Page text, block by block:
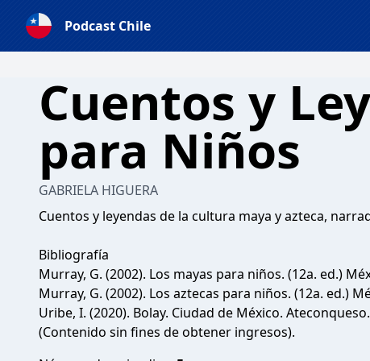
Podcast Chile
Cuentos y
para Niños
GABRIELA HIGUERA
Cuentos y leyendas de la cultura maya y azteca,
Bibliografía
Murray, G. (2002). Los mayas para niños. (12a. ed.)
Murray, G. (2002). Los aztecas para niños. (12a. ed.)
Uribe, I. (2020). Bolay. Ciudad de México. Ateconqueso.
(Contenido sin fines de obtener ingresos).